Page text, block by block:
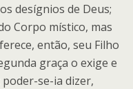
desígnios de Deus;
Corpo místico, mas
então, seu Filho
graça o exige e
se-ia dizer,